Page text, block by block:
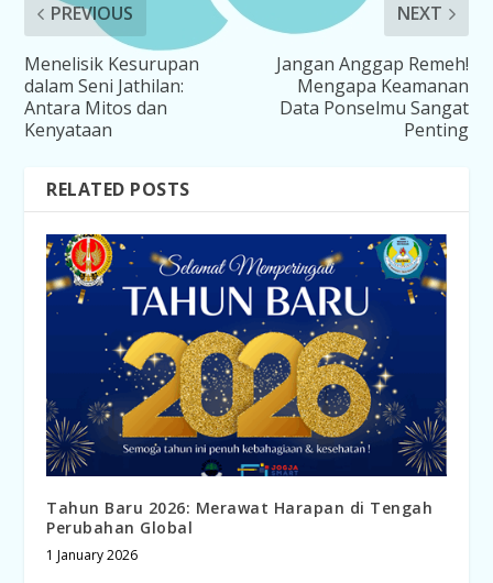
PREVIOUS
Menelisik Kesurupan
dalam Seni Jathilan:
Antara Mitos dan
Kenyataan
NEXT
Jangan Anggap Remeh!
Mengapa Keamanan
Data Ponselmu Sangat
Penting
RELATED POSTS
Tahun Baru 2026: Merawat Harapan di Tengah
Perubahan Global
1 January 2026